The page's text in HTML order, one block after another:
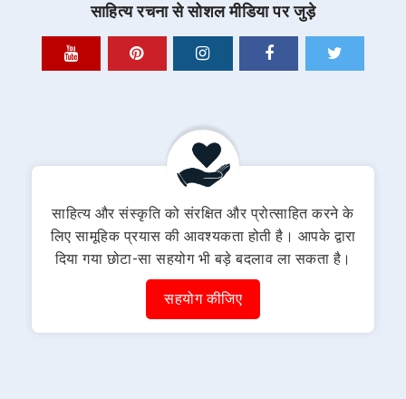
साहित्य रचना से सोशल मीडिया पर जुड़े
साहित्य और संस्कृति को संरक्षित और प्रोत्साहित करने के
लिए सामूहिक प्रयास की आवश्यकता होती है। आपके द्वारा
दिया गया छोटा-सा सहयोग भी बड़े बदलाव ला सकता है।
सहयोग कीजिए